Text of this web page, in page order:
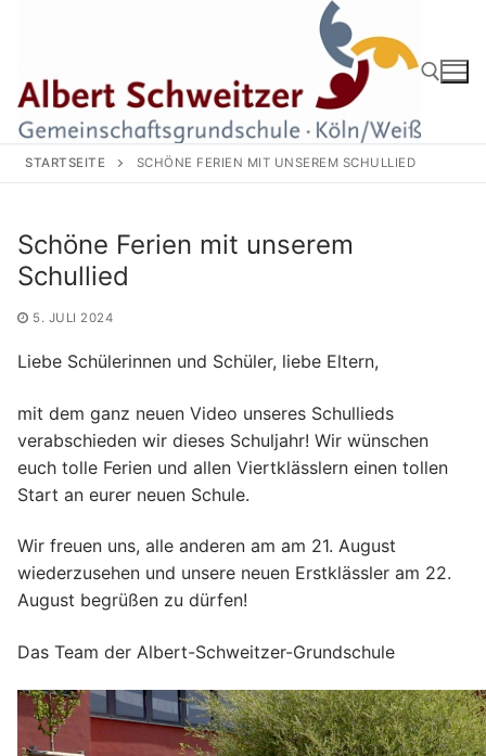
Suchen nach:
STARTSEITE SCHÖNE FERIEN MIT UNSEREM SCHULLIED
Schöne Ferien mit unserem
Schullied
5. JULI 2024
Liebe Schülerinnen und Schüler, liebe Eltern,
mit dem ganz neuen Video unseres Schullieds
verabschieden wir dieses Schuljahr! Wir wünschen
euch tolle Ferien und allen Viertklässlern einen tollen
Start an eurer neuen Schule.
Wir freuen uns, alle anderen am am 21. August
wiederzusehen und unsere neuen Erstklässler am 22.
August begrüßen zu dürfen!
Das Team der Albert-Schweitzer-Grundschule
Video-
Player